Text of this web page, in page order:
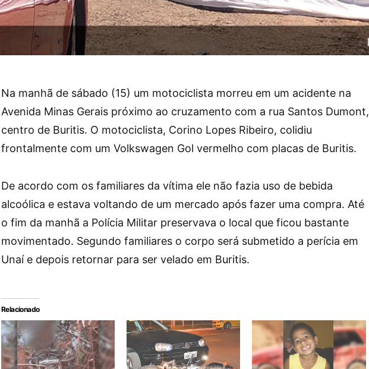
Na manhã de sábado (15) um motociclista morreu em um acidente na
Avenida Minas Gerais próximo ao cruzamento com a rua Santos Dumont,
centro de Buritis. O motociclista, Corino Lopes Ribeiro, colidiu
frontalmente com um Volkswagen Gol vermelho com placas de Buritis.
De acordo com os familiares da vítima ele não fazia uso de bebida
alcoólica e estava voltando de um mercado após fazer uma compra. Até
o fim da manhã a Polícia Militar preservava o local que ficou bastante
movimentado. Segundo familiares o corpo será submetido a perícia em
Unaí e depois retornar para ser velado em Buritis.
Relacionado